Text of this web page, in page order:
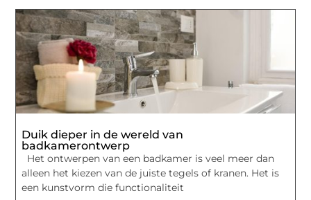
Duik dieper in de wereld van
badkamerontwerp
Het ontwerpen van een badkamer is veel meer dan
alleen het kiezen van de juiste tegels of kranen. Het is
een kunstvorm die functionaliteit